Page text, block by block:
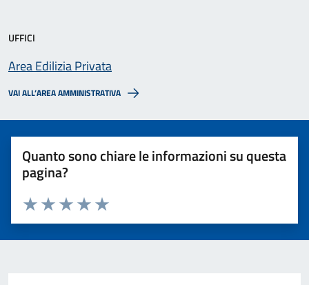
UFFICI
Area Edilizia Privata
VAI ALL’AREA AMMINISTRATIVA
Quanto sono chiare le informazioni su questa
pagina?
Valuta 5 stelle su 5
Valuta 4 stelle su 5
Valuta 3 stelle su 5
Valuta 2 stelle su 5
Valuta 1 stelle su 5